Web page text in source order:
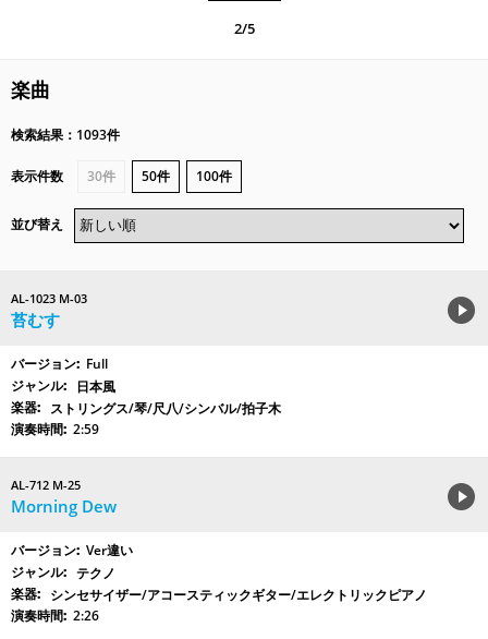
2/5
楽曲
検索結果：1093件
表示件数 30件 50件 100件
並び替え
AL-1023 M-03
苔むす
Full
日本風
ストリングス/琴/尺八/シンバル/拍子木
2:59
AL-712 M-25
Morning Dew
Ver違い
テクノ
シンセサイザー/アコースティックギター/エレクトリックピアノ
2:26